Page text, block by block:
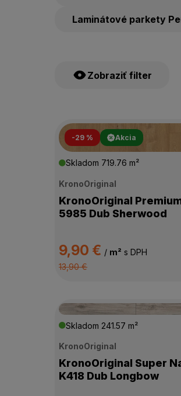
Laminátové parkety
Zobraziť filter
ŠTÍTKY PRODUKTOV
CENA
VÝROBCA
KOLEKCIA
ZÁŤAŽOVÁ TRIEDA
SPÔSOB POKLÁDKY
-29 % Akcia
Skladom 719.76 m²
KronoOriginal
KronoOriginal
5985 Dub Sherwood
9,90 € / m² s DPH
13,90 €
Skladom 241.57 m²
KronoOriginal
KronoOriginal Super
K418 Dub Longbow